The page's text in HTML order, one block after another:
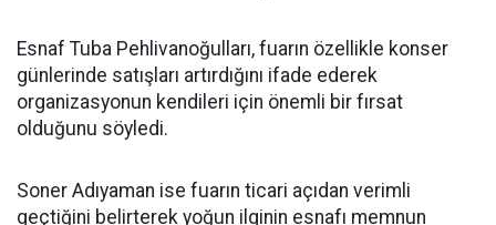
Esnaf Tuba Pehlivanoğulları, fuarın özellikle konser
günlerinde satışları artırdığını ifade ederek
organizasyonun kendileri için önemli bir fırsat
olduğunu söyledi.
Soner Adıyaman ise fuarın ticari açıdan verimli
geçtiğini belirterek yoğun ilginin esnafı memnun